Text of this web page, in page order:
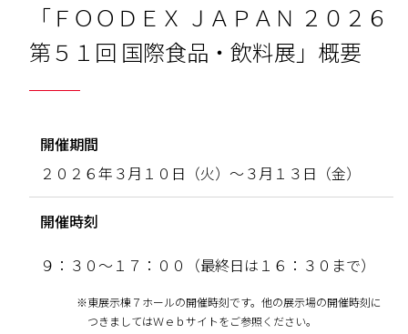
「ＦＯＯＤＥＸ ＪＡＰＡＮ ２０２６
第５１回 国際食品・飲料展」概要
開催期間
２０２６年３月１０日（火）〜３月１３日（金）
開催時刻
９：３０～１７：００（最終日は１６：３０まで）
※東展示棟７ホールの開催時刻です。他の展示場の開催時刻に
つきましてはＷｅｂサイトをご参照ください。